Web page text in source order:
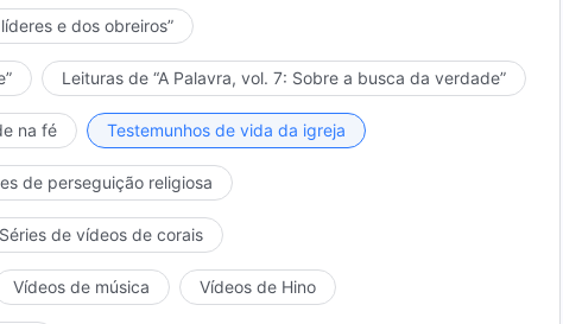
e dos obreiros”
Leituras de “A Palavra, vol. 7: Sobre a busca da verdade”
na fé Testemunhos de vida da igreja
de perseguição religiosa
Séries de vídeos de corais
Vídeos de música Vídeos de Hino